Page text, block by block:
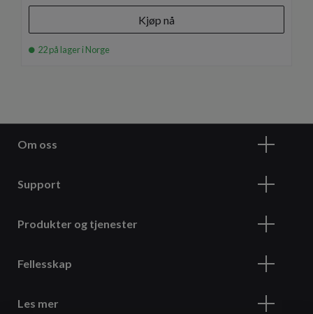
Kjøp nå
22 på lager i Norge
Om oss
Support
Produkter og tjenester
Fellesskap
Les mer